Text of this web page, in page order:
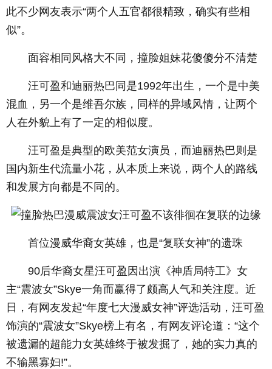
此不少网友表示“两个人五官都很精致，确实有些相
似”。
面容相同风格大不同，撞脸姐妹花傻傻分不清楚
汪可盈和迪丽热巴同是1992年出生，一个是中美
混血，另一个是维吾尔族，同样的异域风情，让两个
人在外貌上有了一定的相似度。
汪可盈是典型的欧美范女演员，而迪丽热巴则是
国内新生代流量小花，从本质上来说，两个人的路线
和发展方向都是不同的。
首位漫威华裔女英雄，也是“复联女神”的遗珠
90后华裔女星汪可盈因出演《神盾局特工》女
主“震波女”Skye一角而赢得了颇高人气和关注度。近
日，有网友发起“年度七大漫威女神”评选活动，汪可盈
饰演的“震波女”Skye榜上有名，有网友评论道：“这个
被遗漏的超能力女英雄终于被发掘了，她的实力真的
不输黑寡妇!”。